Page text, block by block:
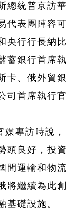
總統普京訪華
代表團陣容可
央行行長納比
蓄銀行首席執
卡、俄外貿銀
司首席執行官
專訪時說，
頭良好，投資
間運輸和物流
將繼續為此創
基礎設施。